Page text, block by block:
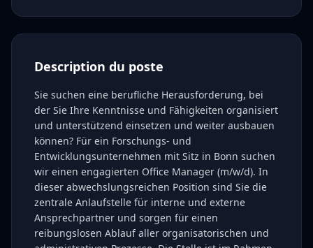
Description du poste
Sie suchen eine berufliche Herausforderung, bei
der Sie Ihre Kenntnisse und Fähigkeiten organisiert
und unterstützend einsetzen und weiter ausbauen
können? Für ein Forschungs- und
Entwicklungsunternehmen mit Sitz in Bonn suchen
wir einen engagierten Office Manager (m/w/d). In
dieser abwechslungsreichen Position sind Sie die
zentrale Anlaufstelle für interne und externe
Ansprechpartner und sorgen für einen
reibungslosen Ablauf aller organisatorischen und